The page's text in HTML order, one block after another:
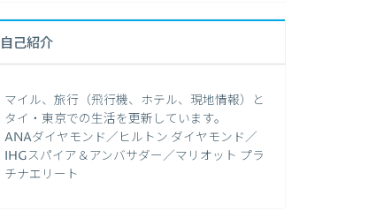
自己紹介
マイル、旅行（飛行機、ホテル、現地情報）と
タイ・東京での生活を更新しています。
ANAダイヤモンド／ヒルトン ダイヤモンド／
IHGスパイア＆アンバサダー／マリオット プラ
チナエリート